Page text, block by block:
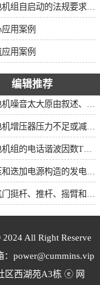
用案例
用案例
编辑推荐
All Right Reserve
power@cummins.vip
区西湖苑A3栋 ⓔ 网